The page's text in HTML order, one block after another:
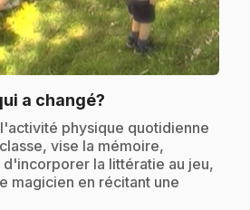
a changé?
physique quotidienne
vise la mémoire,
la littératie au jeu,
magicien en récitant une